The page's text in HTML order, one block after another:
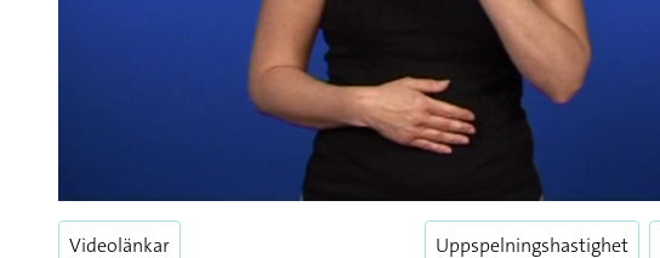
Videolänkar Uppspelningshastighet